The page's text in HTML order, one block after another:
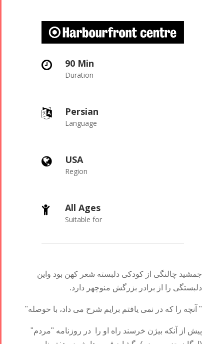
90 Min
Duration
Persian
Language
USA
Region
All Ages
Suitable for
جمشید چالنگی از کودکی دلبسته شعر کهن بود واین
دلبستگی را از برادر بزرگش منوچهر دارد.
" آنچه را که در نمی یافتم برایم شرح می داد، با حوصله"
پیش از آنکه بیژن خرسند راه او را در روزنامه "مردم"